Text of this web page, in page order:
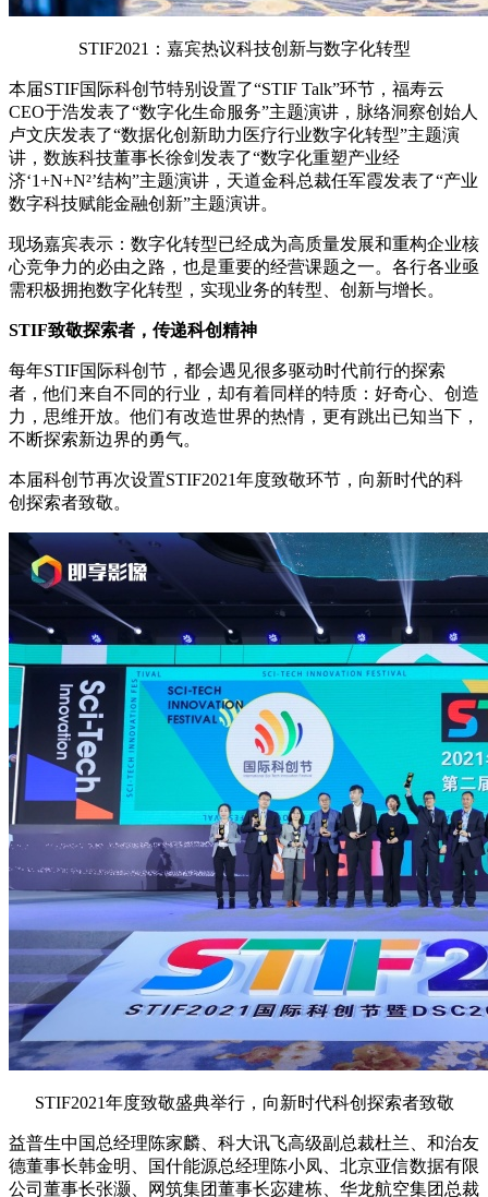
STIF2021：嘉宾热议科技创新与数字化转型
本届STIF国际科创节特别设置了“STIF Talk”环节，福寿云
CEO于浩发表了“数字化生命服务”主题演讲，脉络洞察创始人
卢文庆发表了“数据化创新助力医疗行业数字化转型”主题演
讲，数族科技董事长徐剑发表了“数字化重塑产业经
济‘1+N+N²’结构”主题演讲，天道金科总裁任军霞发表了“产业
数字科技赋能金融创新”主题演讲。
现场嘉宾表示：数字化转型已经成为高质量发展和重构企业核
心竞争力的必由之路，也是重要的经营课题之一。各行各业亟
需积极拥抱数字化转型，实现业务的转型、创新与增长。
STIF致敬探索者，传递科创精神
每年STIF国际科创节，都会遇见很多驱动时代前行的探索
者，他们来自不同的行业，却有着同样的特质：好奇心、创造
力，思维开放。他们有改造世界的热情，更有跳出已知当下，
不断探索新边界的勇气。
本届科创节再次设置STIF2021年度致敬环节，向新时代的科
创探索者致敬。
STIF2021年度致敬盛典举行，向新时代科创探索者致敬
益普生中国总经理陈家麟、科大讯飞高级副总裁杜兰、和治友
德董事长韩金明、国什能源总经理陈小凤、北京亚信数据有限
公司董事长张灏、网筑集团董事长宓建栋、华龙航空集团总裁